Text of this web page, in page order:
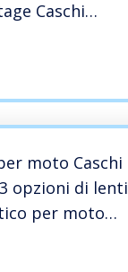
Caschi
e
moto Caschi
opzioni di lenti
per moto
& donne